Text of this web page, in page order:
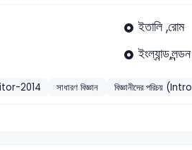
ইতালি ,রোম
ইংল্যান্ড,লন্ডন
2014 সাধারণ বিজ্ঞান বিজ্ঞানীদের